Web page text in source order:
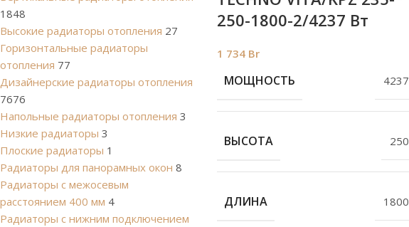
1848
Высокие радиаторы отопления 27
Горизонтальные радиаторы
отопления 77
Дизайнерские радиаторы отопления
7676
Напольные радиаторы отопления 3
Низкие радиаторы 3
Плоские радиаторы 1
Радиаторы для панорамных окон 8
Радиаторы с межосевым
расстоянием 400 мм 4
Радиаторы с нижним подключением
250-1800-2/4237 Вт
1 734 Br
МОЩНОСТЬ 4237
ВЫСОТА 250
ДЛИНА 1800